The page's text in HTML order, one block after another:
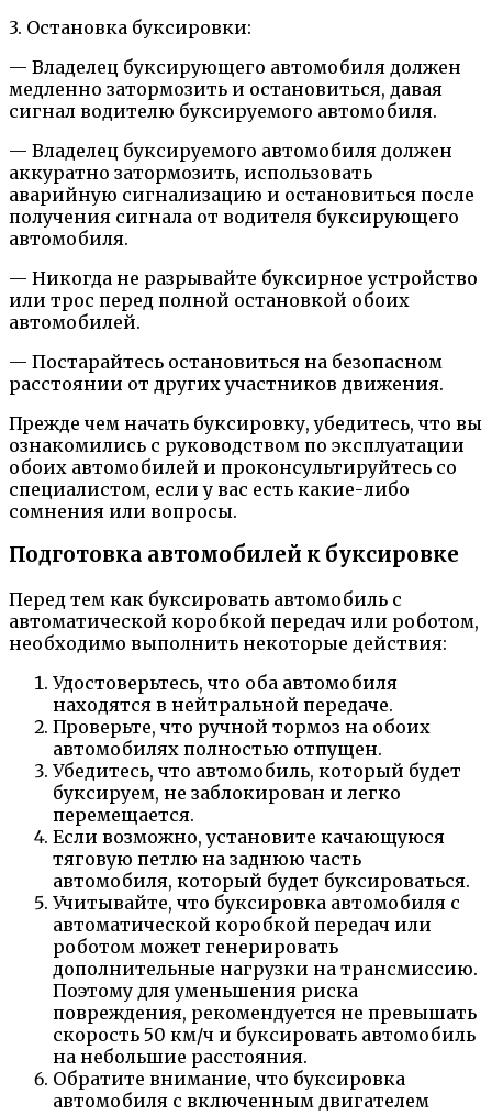
3. Остановка буксировки:
— Владелец буксирующего автомобиля должен
медленно затормозить и остановиться, давая
сигнал водителю буксируемого автомобиля.
— Владелец буксируемого автомобиля должен
аккуратно затормозить, использовать
аварийную сигнализацию и остановиться после
получения сигнала от водителя буксирующего
автомобиля.
— Никогда не разрывайте буксирное устройство
или трос перед полной остановкой обоих
автомобилей.
— Постарайтесь остановиться на безопасном
расстоянии от других участников движения.
Прежде чем начать буксировку, убедитесь, что вы
ознакомились с руководством по эксплуатации
обоих автомобилей и проконсультируйтесь со
специалистом, если у вас есть какие-либо
сомнения или вопросы.
Подготовка автомобилей к буксировке
Перед тем как буксировать автомобиль с
автоматической коробкой передач или роботом,
необходимо выполнить некоторые действия:
Удостоверьтесь, что оба автомобиля
находятся в нейтральной передаче.
Проверьте, что ручной тормоз на обоих
автомобилях полностью отпущен.
Убедитесь, что автомобиль, который будет
буксируем, не заблокирован и легко
перемещается.
Если возможно, установите качающуюся
тяговую петлю на заднюю часть
автомобиля, который будет буксироваться.
Учитывайте, что буксировка автомобиля с
автоматической коробкой передач или
роботом может генерировать
дополнительные нагрузки на трансмиссию.
Поэтому для уменьшения риска
повреждения, рекомендуется не превышать
скорость 50 км/ч и буксировать автомобиль
на небольшие расстояния.
Обратите внимание, что буксировка
автомобиля с включенным двигателем